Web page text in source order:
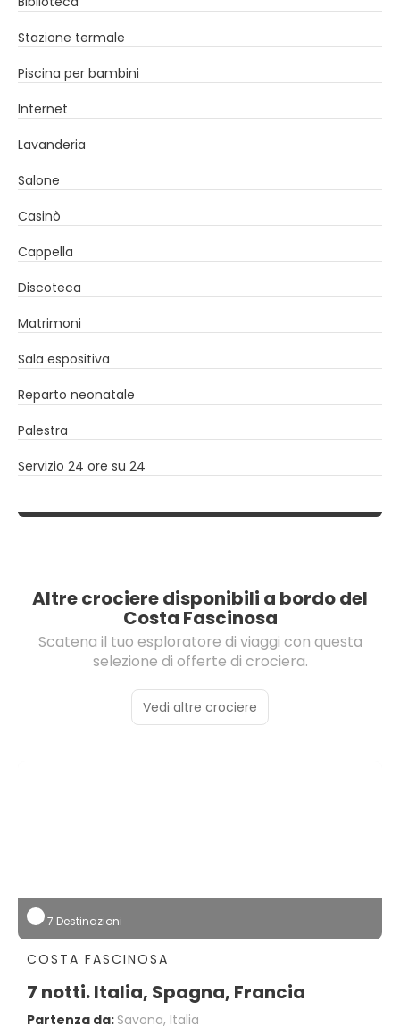
Stazione termale
Piscina per bambini
Internet
Lavanderia
Salone
Casinò
Cappella
Discoteca
Matrimoni
Sala espositiva
Reparto neonatale
Palestra
Servizio 24 ore su 24
Altre crociere disponibili a bordo del
Costa Fascinosa
Scatena il tuo esploratore di viaggi con questa
selezione di offerte di crociera.
Vedi altre crociere
7 Destinazioni
COSTA FASCINOSA
7 notti. Italia, Spagna, Francia
Partenza da: Savona, Italia